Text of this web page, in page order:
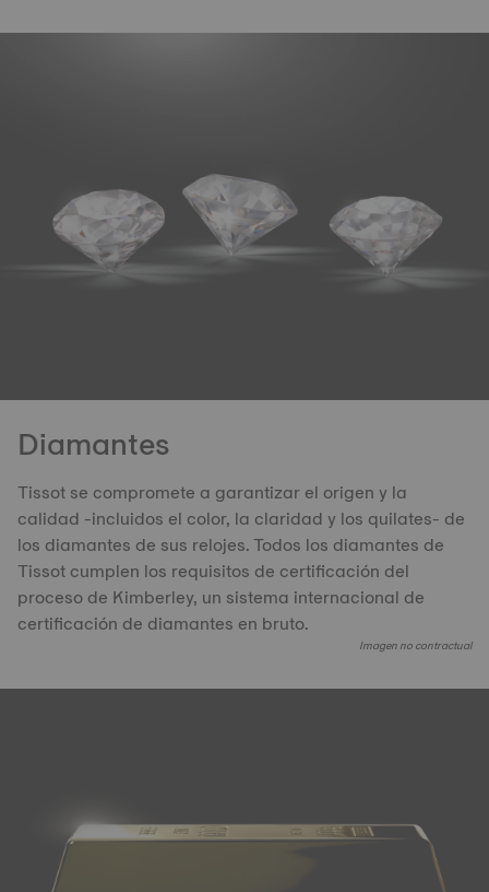
Diamantes
Tissot se compromete a garantizar el origen y la
calidad -incluidos el color, la claridad y los quilates- de
los diamantes de sus relojes. Todos los diamantes de
Tissot cumplen los requisitos de certificación del
proceso de Kimberley, un sistema internacional de
certificación de diamantes en bruto.
Imagen no contractual